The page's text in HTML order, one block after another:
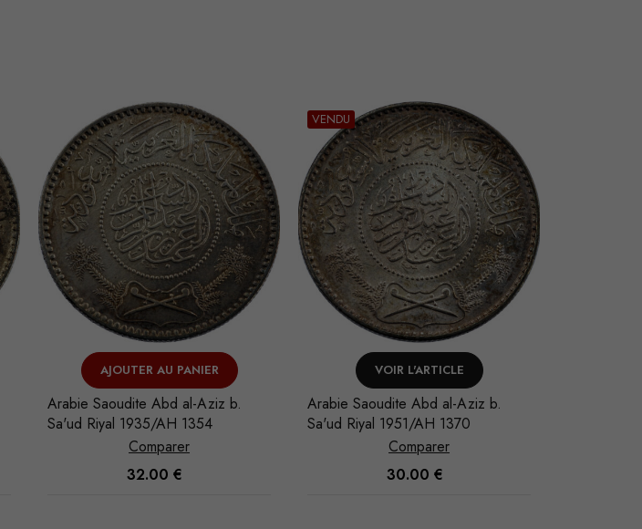
AJOUTER AU PANIER
Arabie Saoudite Abd al-Aziz b.
Sa'ud Riyal 1935/AH 1354
Comparer
32.00 €
VENDU
VOIR L'ARTICLE
Arabie Saoudite Abd al-Aziz b.
Sa'ud Riyal 1951/AH 1370
Comparer
30.00 €